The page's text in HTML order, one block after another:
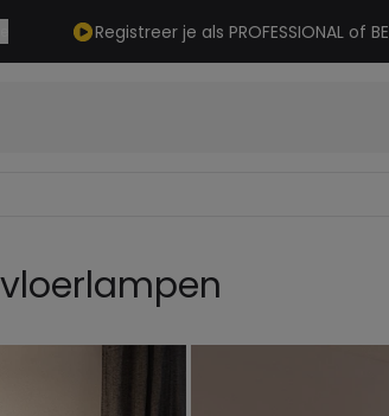
Registreer je als PROFESSIONAL of